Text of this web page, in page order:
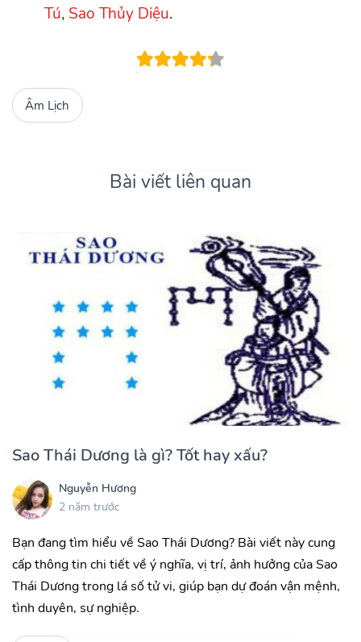
Tú, Sao Thủy Diệu.
Âm Lịch
Bài viết liên quan
Sao Thái Dương là gì? Tốt hay xấu?
Nguyễn Hương
2 năm trước
Bạn đang tìm hiểu về Sao Thái Dương? Bài viết này cung
cấp thông tin chi tiết về ý nghĩa, vị trí, ảnh hưởng của Sao
Thái Dương trong lá số tử vi, giúp bạn dự đoán vận mệnh,
tình duyên, sự nghiệp.